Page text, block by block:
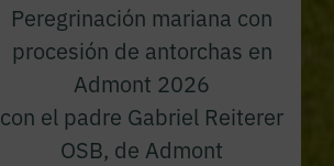
Peregrinación mariana con
procesión de antorchas en
Admont 2026
con el padre Gabriel Reiterer
OSB, de Admont